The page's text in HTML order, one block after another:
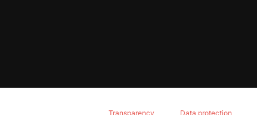
Transparency Data protection